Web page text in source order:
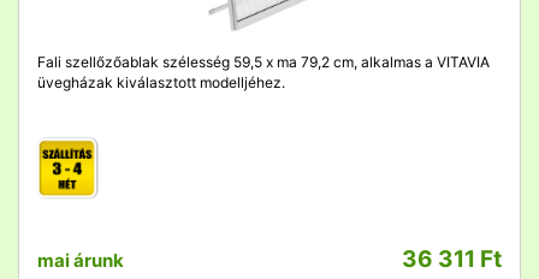
Fali szellőzőablak szélesség 59,5 x ma 79,2 cm, alkalmas a VITAVIA
üvegházak kiválasztott modelljéhez.
mai árunk 36 311 Ft